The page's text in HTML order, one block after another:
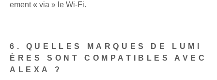
ement « via » le Wi-Fi.
6. QUELLES MARQUES DE LUMI
ÈRES SONT COMPATIBLES AVEC
ALEXA ?